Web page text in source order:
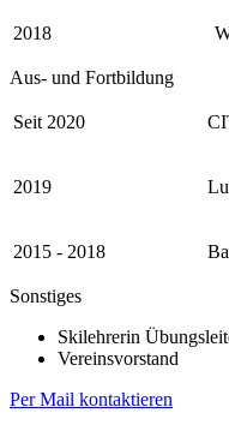
2018
Aus- und Fortbildung
Seit 2020
2019
2015 - 2018
Sonstiges
Skilehrerin
Vereinsvorstand
Per Mail kontaktieren